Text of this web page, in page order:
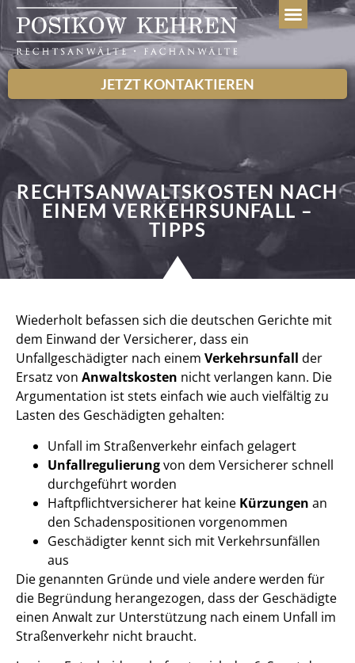
JETZT KONTAKTIEREN
RECHTSANWALTSKOSTEN NACH
EINEM VERKEHRSUNFALL –
TIPPS
Wiederholt befassen sich die deutschen Gerichte mit
dem Einwand der Versicherer, dass ein
Unfallgeschädigter nach einem Verkehrsunfall der
Ersatz von Anwaltskosten nicht verlangen kann. Die
Argumentation ist stets einfach wie auch vielfältig zu
Lasten des Geschädigten gehalten:
Unfall im Straßenverkehr einfach gelagert
Unfallregulierungvon dem Versicherer schnell
durchgeführt worden
Haftpflichtversicherer hat keine Kürzungen an
den Schadenspositionen vorgenommen
Geschädigter kennt sich mit Verkehrsunfällen
aus
Die genannten Gründe und viele andere werden für
die Begründung herangezogen, dass der Geschädigte
einen Anwalt zur Unterstützung nach einem Unfall im
Straßenverkehr nicht braucht.